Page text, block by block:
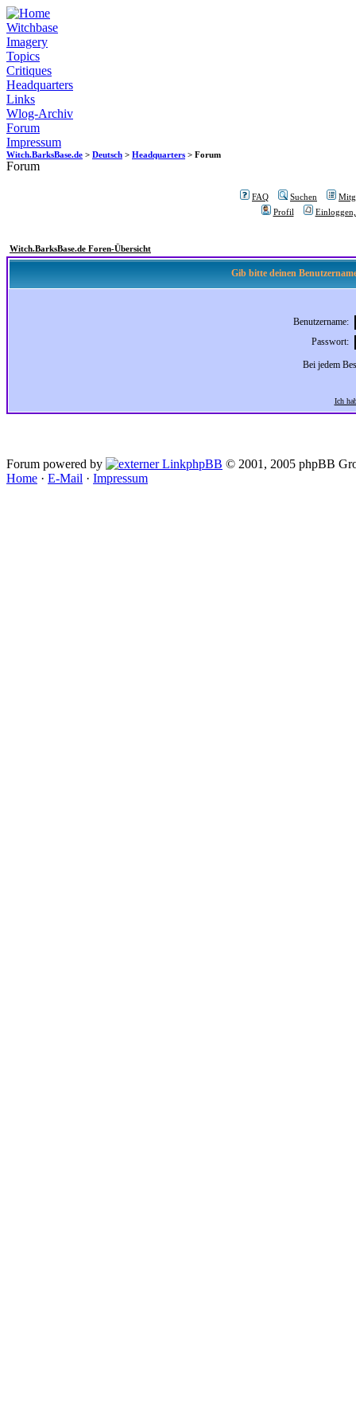
Witchbase
Imagery
Topics
Critiques
Headquarters
Links
Wlog-Archiv
Forum
Impressum
Witch.BarksBase.de > Deutsch > Headquarters > Forum
Forum
FAQ Suchen
Profil
Witch.BarksBase.de Foren-Übersicht
Gib bitte deinen
Benutzername:
Passwort:
Bei jedem
Ich
Forum powered by phpBB © 2001, 2005 phpBB
Home · E-Mail · Impressum